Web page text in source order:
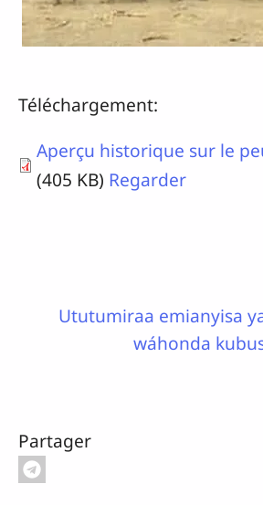
Téléchargement:
Aperçu historique sur le
(405 KB) Regarder
Ututumiraa emianyisa
wáhonda
Partager